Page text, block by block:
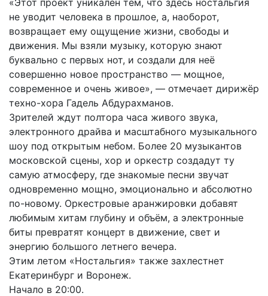
«Этот проект уникален тем, что здесь ностальгия
не уводит человека в прошлое, а, наоборот,
возвращает ему ощущение жизни, свободы и
движения. Мы взяли музыку, которую знают
буквально с первых нот, и создали для неё
совершенно новое пространство — мощное,
современное и очень живое», — отмечает дирижёр
техно-хора Гадель Абдурахманов.
Зрителей ждут полтора часа живого звука,
электронного драйва и масштабного музыкального
шоу под открытым небом. Более 20 музыкантов
московской сцены, хор и оркестр создадут ту
самую атмосферу, где знакомые песни звучат
одновременно мощно, эмоционально и абсолютно
по-новому. Оркестровые аранжировки добавят
любимым хитам глубину и объём, а электронные
биты превратят концерт в движение, свет и
энергию большого летнего вечера.
Этим летом «Ностальгия» также захлестнет
Екатеринбург и Воронеж.
Начало в 20:00.